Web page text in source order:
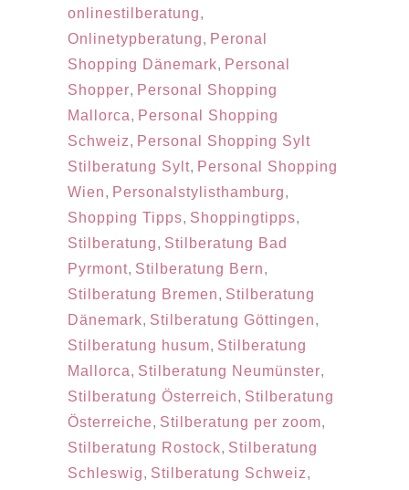
onlinestilberatung,
Onlinetypberatung, Peronal
Shopping Dänemark, Personal
Shopper, Personal Shopping
Mallorca, Personal Shopping
Schweiz, Personal Shopping Sylt
Stilberatung Sylt, Personal Shopping
Wien, Personalstylisthamburg,
Shopping Tipps, Shoppingtipps,
Stilberatung, Stilberatung Bad
Pyrmont, Stilberatung Bern,
Stilberatung Bremen, Stilberatung
Dänemark, Stilberatung Göttingen,
Stilberatung husum, Stilberatung
Mallorca, Stilberatung Neumünster,
Stilberatung Österreich, Stilberatung
Österreiche, Stilberatung per zoom,
Stilberatung Rostock, Stilberatung
Schleswig, Stilberatung Schweiz,